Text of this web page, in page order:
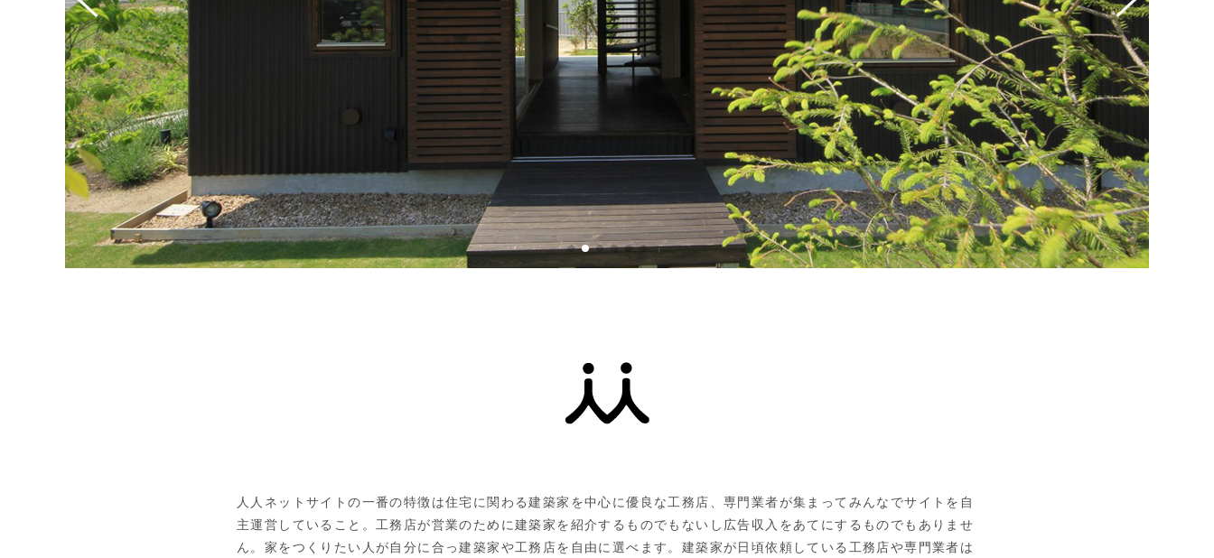
人人ネットサイトの一番の特徴は住宅に関わる建築家を中心に優良な工務店、専門業者が集まってみんなでサイトを自
主運営していること。工務店が営業のために建築家を紹介するものでもないし広告収入をあてにするものでもありませ
ん。家をつくりたい人が自分に合っ建築家や工務店を自由に選べます。建築家が日頃依頼している工務店や専門業者は